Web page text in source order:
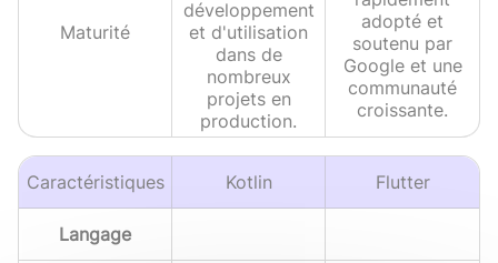
Maturité
développement
et d'utilisation
dans de
nombreux
projets en
production.
adopté et
soutenu par
Google et une
communauté
croissante.
Caractéristiques Kotlin Flutter
Langage